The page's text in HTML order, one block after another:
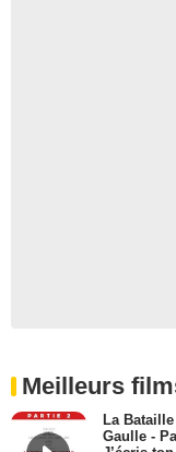
Meilleurs
La
Gaulle -